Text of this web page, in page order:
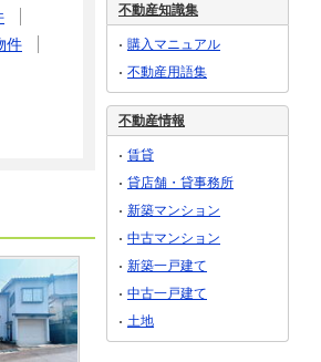
件
不動産知識集
購入マニュアル
不動産用語集
不動産情報
賃貸
貸店舗・貸事務所
新築マンション
中古マンション
新築一戸建て
中古一戸建て
土地